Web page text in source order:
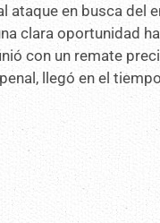
ataque en busca del
clara oportunidad
con un remate
llegó en el